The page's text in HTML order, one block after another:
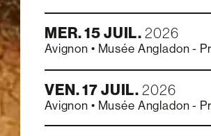
MER.15JUIL. 2026
Avignon • Musée Angladon -
VEN.17JUIL. 2026
Avignon • Musée Angladon -